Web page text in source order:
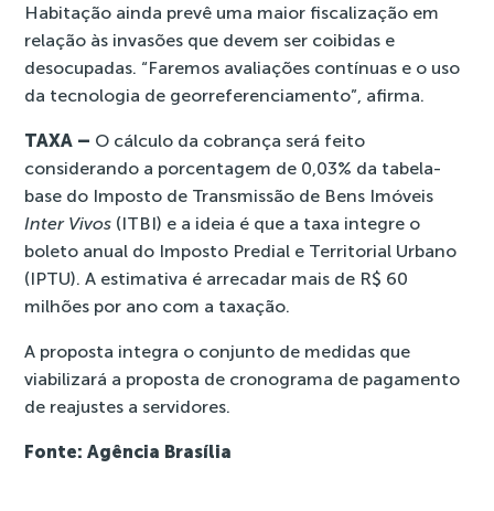
Habitação ainda prevê uma maior fiscalização em
relação às invasões que devem ser coibidas e
desocupadas. “Faremos avaliações contínuas e o uso
da tecnologia de georreferenciamento”, afirma.
TAXA – O cálculo da cobrança será feito
considerando a porcentagem de 0,03% da tabela-
base do Imposto de Transmissão de Bens Imóveis
Inter Vivos (ITBI) e a ideia é que a taxa integre o
boleto anual do Imposto Predial e Territorial Urbano
(IPTU). A estimativa é arrecadar mais de R$ 60
milhões por ano com a taxação.
A proposta integra o conjunto de medidas que
viabilizará a proposta de cronograma de pagamento
de reajustes a servidores.
Fonte: Agência Brasília